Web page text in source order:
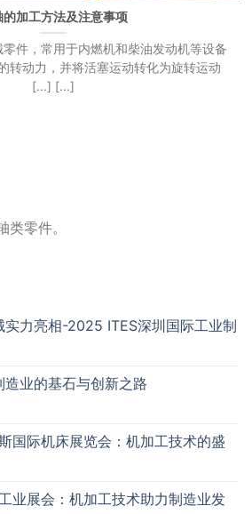
的加工方法及注意事项
件，常用于内燃机和柴油发动机等设备
转动力，并将活塞运动转化为旋转运动
[...] [...]
零件。
实力亮相-2025 ITES深圳国际工业制
造业的基石与创新之路
国际机床展览会：机加工技术的盛
业展会：机加工技术助力制造业发